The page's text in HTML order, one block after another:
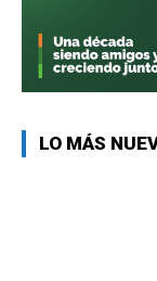
LO MÁS